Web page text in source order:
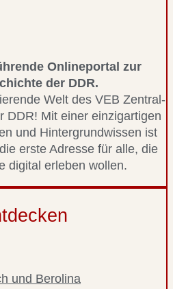
Onlineportal zur
der DDR.
Welt des VEB Zentral-
DDR! Mit einer einzigartigen
und Hintergrundwissen ist
erste Adresse für alle, die
digital erleben wollen.
und Berolina